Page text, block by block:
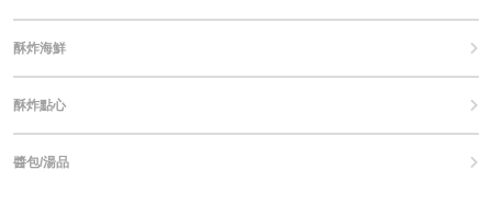
酥炸海鮮
酥炸點心
醬包/湯品